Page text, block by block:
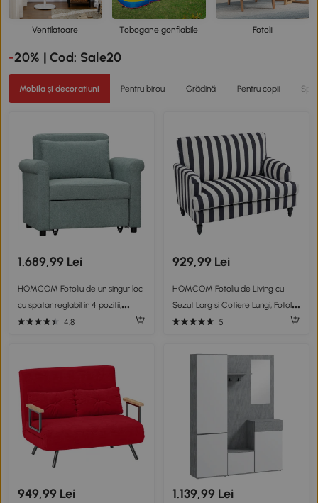
Ventilatoare Tobogane gonflabile Fotolii
Mobila şi decoratiuni Pentru birou Grădină Pentru copii
1.689,99 Lei
HOMCOM Fotoliu de un singur loc
cu spatar reglabil in 4 pozitii,
tesatura cu efect de lenjerie
4.8
929,99 Lei
HOMCOM Fotoliu de Living cu
Șezut Larg și Cotiere Lungi, Fotoliu
din Catifea cu Dungi și Umplutură
5
949,99 Lei 1.139,99 Lei